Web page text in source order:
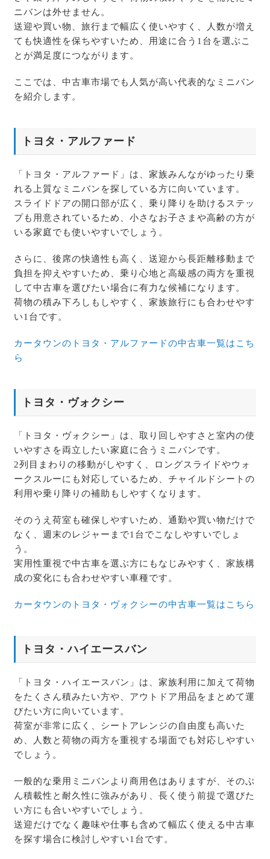
ニバンは外せません。
送迎や買い物、旅行まで幅広く使いやすく、人数が増え
ても快適性を保ちやすいため、用途に合う1台を選ぶこ
とが満足度につながります。
ここでは、中古車市場でも人気が高い代表的なミニバン
を紹介します。
トヨタ・アルファード
「トヨタ・アルファード」は、家族みんながゆったり乗
れる上質なミニバンを探している方に向いています。
スライドドアの開口部が広く、乗り降りを助けるステッ
プも用意されているため、小さなお子さまや高齢の方が
いる家庭でも使いやすいでしょう。
さらに、後席の快適性も高く、送迎から長距離移動まで
負担を抑えやすいため、乗り心地と高級感の両方を重視
して中古車を選びたい場合に有力な候補になります。
荷物の積み下ろしもしやすく、家族旅行にも合わせやす
い1台です。
カータウンのトヨタ・アルファードの中古車一覧はこち
ら
トヨタ・ヴォクシー
「トヨタ・ヴォクシー」は、取り回しやすさと室内の使
いやすさを両立したい家庭に合うミニバンです。
2列目まわりの移動がしやすく、ロングスライドやウォ
ークスルーにも対応しているため、チャイルドシートの
利用や乗り降りの補助もしやすくなります。
そのうえ荷室も確保しやすいため、通勤や買い物だけで
なく、週末のレジャーまで1台でこなしやすいでしょ
う。
実用性重視で中古車を選ぶ方にもなじみやすく、家族構
成の変化にも合わせやすい車種です。
カータウンのトヨタ・ヴォクシーの中古車一覧はこちら
トヨタ・ハイエースバン
「トヨタ・ハイエースバン」は、家族利用に加えて荷物
をたくさん積みたい方や、アウトドア用品をまとめて運
びたい方に向いています。
荷室が非常に広く、シートアレンジの自由度も高いた
め、人数と荷物の両方を重視する場面でも対応しやすい
でしょう。
一般的な乗用ミニバンより商用色はありますが、そのぶ
ん積載性と耐久性に強みがあり、長く使う前提で選びた
い方にも合いやすいでしょう。
送迎だけでなく趣味や仕事も含めて幅広く使える中古車
を探す場合に検討しやすい1台です。